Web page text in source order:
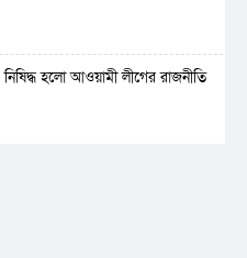
হলো আওয়ামী লীগের রাজনীতি